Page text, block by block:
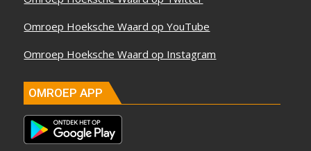
Omroep Hoeksche Waard op YouTube
Omroep Hoeksche Waard op Instagram
OMROEP APP